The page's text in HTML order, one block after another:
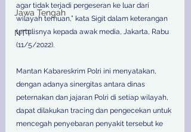
Jawa Tengah
NTT
agar tidak terjadi pergeseran ke luar dari
wilayah temuan,” kata Sigit dalam keterangan
tertulisnya kepada awak media, Jakarta, Rabu
(11/5/2022).
Mantan Kabareskrim Polri ini menyatakan,
dengan adanya sinergitas antara dinas
peternakan dan jajaran Polri di setiap wilayah,
dapat dilakukan tracing dan pengecekan untuk
mencegah penyebaran penyakit tersebut ke